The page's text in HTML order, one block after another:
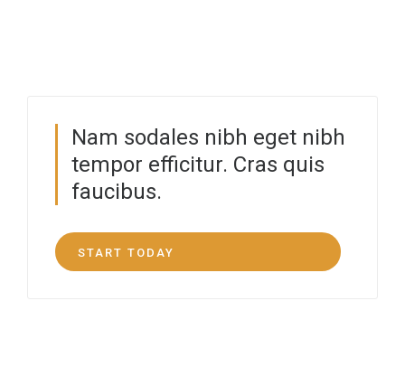
Nam sodales nibh eget nibh
tempor efficitur. Cras quis
faucibus.
START TODAY